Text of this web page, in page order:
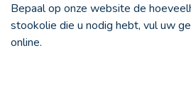
Bepaal op onze website de
stookolie die u nodig hebt, vul uw
online.